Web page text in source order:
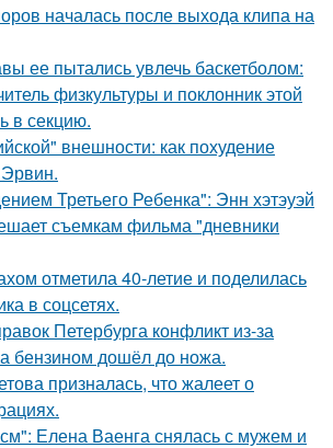
началась после выхода клипа на
ее пытались увлечь баскетболом:
физкультуры и поклонник этой
в секцию.
внешности: как похудение
Третьего Ребенка": Энн хэтэуэй
съемкам фильма "дневники
отметила 40-летие и поделилась
в соцсетях.
Петербурга конфликт из-за
бензином дошёл до ножа.
призналась, что жалеет о
Елена Ваенга снялась с мужем и